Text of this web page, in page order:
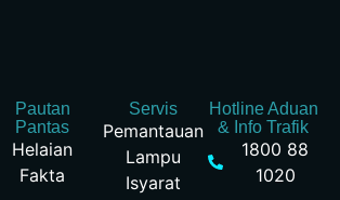
Pautan
Pantas
Helaian
Fakta
Servis
Pemantauan
Lampu
Isyarat
Hotline Aduan
& Info Trafik
1800 88
1020